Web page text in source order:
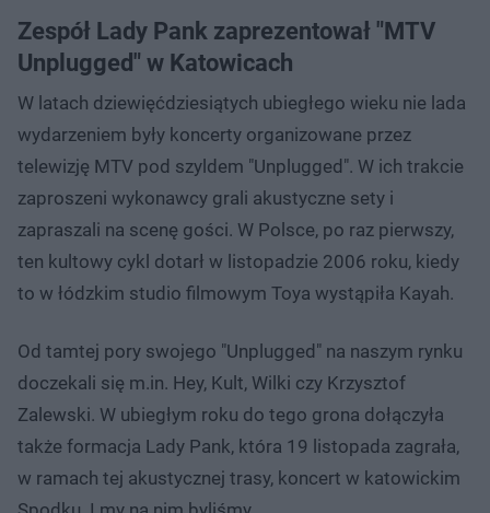
Zespół Lady Pank zaprezentował "MTV
Unplugged" w Katowicach
W latach dziewięćdziesiątych ubiegłego wieku nie lada
wydarzeniem były koncerty organizowane przez
telewizję MTV pod szyldem "Unplugged". W ich trakcie
zaproszeni wykonawcy grali akustyczne sety i
zapraszali na scenę gości. W Polsce, po raz pierwszy,
ten kultowy cykl dotarł w listopadzie 2006 roku, kiedy
to w łódzkim studio filmowym Toya wystąpiła Kayah.
Od tamtej pory swojego "Unplugged" na naszym rynku
doczekali się m.in. Hey, Kult, Wilki czy Krzysztof
Zalewski. W ubiegłym roku do tego grona dołączyła
także formacja Lady Pank, która 19 listopada zagrała,
w ramach tej akustycznej trasy, koncert w katowickim